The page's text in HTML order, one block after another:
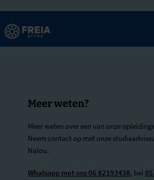
Meer weten?
Meer weten over een van onze
Neem contact op met onze
Nalou.
Whatsapp met ons 06 82193438, bel